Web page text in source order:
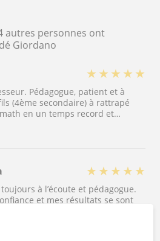
autres personnes ont
Giordano
★ ★ ★ ★ ★
Pédagogue, patient et à
(4ème secondaire) à rattrapé
en un temps record et
résultats. Je vous le
★ ★ ★ ★ ★
à l’écoute et pédagogue.
et mes résultats se sont